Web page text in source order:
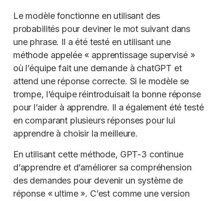
Le modèle fonctionne en utilisant des
probabilités pour deviner le mot suivant dans
une phrase. Il a été testé en utilisant une
méthode appelée « apprentissage supervisé »
où l’équipe fait une demande à chatGPT et
attend une réponse correcte. Si le modèle se
trompe, l’équipe réintroduisait la bonne réponse
pour l’aider à apprendre. Il a également été testé
en comparant plusieurs réponses pour lui
apprendre à choisir la meilleure.
En utilisant cette méthode, GPT-3 continue
d’apprendre et d’améliorer sa compréhension
des demandes pour devenir un système de
réponse « ultime ». C’est comme une version